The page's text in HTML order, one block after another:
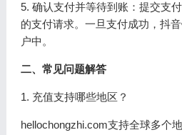
5. 确认支付并等待到账：提交支
的支付请求。一旦支付成功，抖
户中。
二、常见问题解答
1. 充值支持哪些地区？
hellochongzhi.com支持全球多个